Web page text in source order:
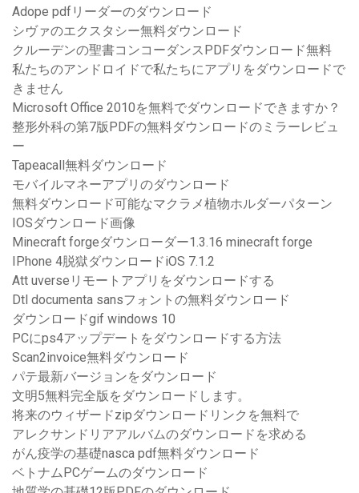
Adope pdfリーダーのダウンロード
シヴァのエクスタシー無料ダウンロード
クルーデンの聖書コンコーダンスPDFダウンロード無料
私たちのアンドロイドで私たちにアプリをダウンロードで
きません
Microsoft Office 2010を無料でダウンロードできますか？
整形外科の第7版PDFの無料ダウンロードのミラーレビュ
ー
Tapeacall無料ダウンロード
モバイルマネーアプリのダウンロード
無料ダウンロード可能なマクラメ植物ホルダーパターン
IOSダウンロード画像
Minecraft forgeダウンローダー1.3.16 minecraft forge
IPhone 4脱獄ダウンロードiOS 7.1.2
Att uverseリモートアプリをダウンロードする
Dtl documenta sansフォントの無料ダウンロード
ダウンロードgif windows 10
PCにps4アップデートをダウンロードする方法
Scan2invoice無料ダウンロード
パテ最新バージョンをダウンロード
文明5無料完全版をダウンロードします。
将来のウィザードzipダウンロードリンクを無料で
アレクサンドリアアルバムのダウンロードを求める
がん疫学の基礎nasca pdf無料ダウンロード
ベトナムPCゲームのダウンロード